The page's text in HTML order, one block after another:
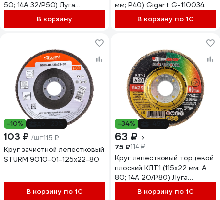
50; 14А 32/Р50) Луга
4603347337981В корзину
мм; P40) Gigant G-110034
В корзину по 10
-10%
103 ₽ /шт115 ₽
Круг зачистной лепестковый
STURM 9010-01-125x22-80
В корзину по 10
-34%
63 ₽
75 ₽114 ₽
Круг лепестковый торцевой
плоский КЛТ1 (115х22 мм; А
80; 14А 20/Р80) Луга
4603347275627
В корзину по 10